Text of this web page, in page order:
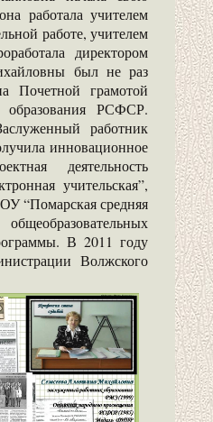
работала учителем
работе, учителем
директором
был не раз
Почетной грамотой
образования РСФСР.
работник
инновационное
деятельность
учительская”,
“Помарская средняя
В 2011 году
Волжского